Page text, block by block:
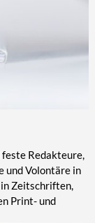
Redakteure,
und Volontäre in
Zeitschriften,
Print- und